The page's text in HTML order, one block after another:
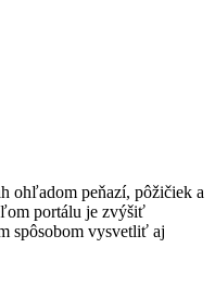
ohľadom peňazí, pôžičiek a
portálu je zvýšiť
spôsobom vysvetliť aj